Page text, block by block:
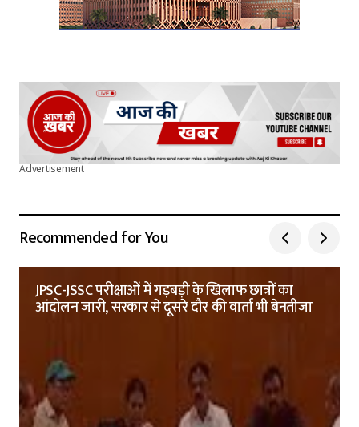
Advertisement
Recommended for You
JPSC-JSSC परीक्षाओं में गड़बड़ी के खिलाफ छात्रों का
आंदोलन जारी, सरकार से दूसरे दौर की वार्ता भी बेनतीजा